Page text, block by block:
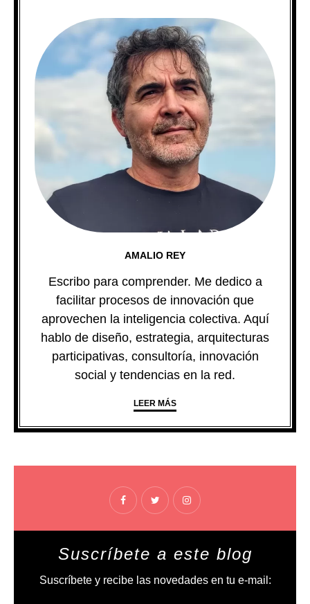
AMALIO REY
Escribo para comprender. Me dedico a
facilitar procesos de innovación que
aprovechen la inteligencia colectiva. Aquí
hablo de diseño, estrategia, arquitecturas
participativas, consultoría, innovación
social y tendencias en la red.
LEER MÁS
Suscríbete a este blog
Suscríbete y recibe las novedades en tu e-mail: